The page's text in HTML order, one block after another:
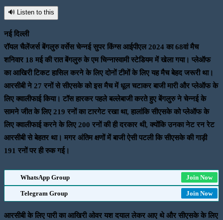
🔊 Listen to this
नई दिल्ली
रॉयल चैलेंजर्स बेंगलुरु वर्सेस चेन्नई सुपर किंग्स आईपीएल 2024 का 68वां मैच
शनिवार 18 मई की रात बेंगलुरु के एम चिन्नास्वामी स्टेडियम में खेला गया। प्लेऑफ
का आखिरी टिकट हासिल करने के लिए दोनों टीमों के लिए यह मैच बेहद जरूरी था।
आरसीबी ने 27 रनों से सीएसके को इस मैच में धूल चटाकर बाजी मारी और प्लेऑफ के
लिए क्वालीफाई किया। टॉस हारकर पहले बल्लेबाजी करते हुए बेंगलुरु ने चेन्नई के
सामने जीत के लिए 219 रनों का टारगेट रखा था, हालांकि सीएसके को प्लेऑफ के
लिए क्वालीफाई करने के लिए 200 रनों की ही दरकार थी, क्योंकि उनका नेट रन रेट
आरसीबी से बेहतर था। मगर अंतिम क्षणों में बाजी ऐसी पटली कि सीएसके की गाड़ी
191 रनों पर ही रुक गई।
WhatsApp Group Join Now
Telegram Group Join Now
आरसीबी के लिए पारी का आखिरी ओवर यश दयाल लेकर आए थे और सीएसके के लिए